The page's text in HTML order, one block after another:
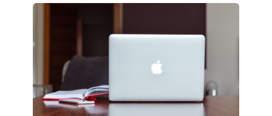
ПОМОГАЮТ
СОЗДАВАТЬ
БЕЗ
СЛОЖНОГО